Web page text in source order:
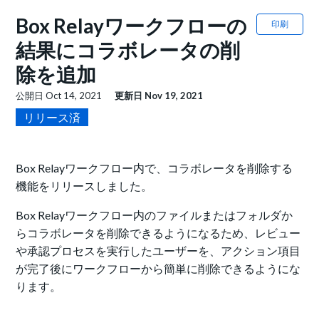
印刷
Box Relayワークフローの
結果にコラボレータの削
除を追加
公開日Oct 14, 2021 更新日 Nov 19, 2021
リリース済
Box Relayワークフロー内で、コラボレータを削除する
機能をリリースしました。
Box Relayワークフロー内のファイルまたはフォルダか
らコラボレータを削除できるようになるため、レビュー
や承認プロセスを実行したユーザーを、アクション項目
が完了後にワークフローから簡単に削除できるようにな
ります。